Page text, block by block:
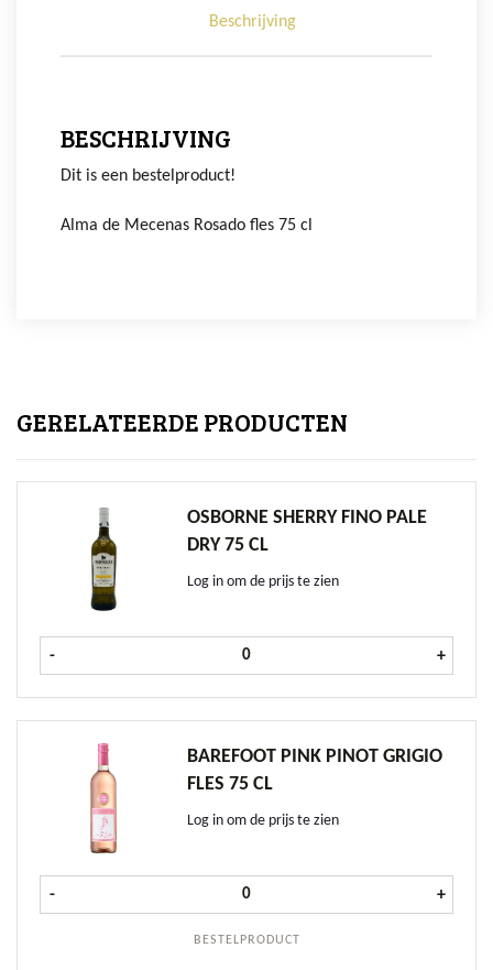
Beschrijving
BESCHRIJVING
Dit is een bestelproduct!
Alma de Mecenas Rosado fles 75 cl
GERELATEERDE PRODUCTEN
OSBORNE SHERRY FINO PALE
DRY 75 CL
Log in om de prijs te zien
- Osborne Sherry Fino Pale Dry 75
+
BAREFOOT PINK PINOT GRIGIO
FLES 75 CL
Log in om de prijs te zien
BESTELPRODUCT
- Barefoot PINK Pinot Grigio fles 75
+